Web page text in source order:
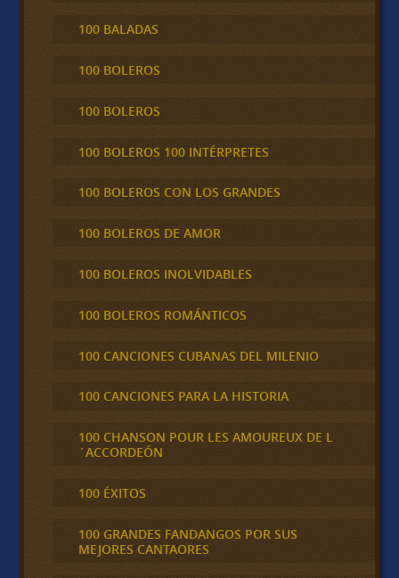
100 BALADAS
100 BOLEROS
100 BOLEROS
100 BOLEROS 100 INTÉRPRETES
100 BOLEROS CON LOS GRANDES
100 BOLEROS DE AMOR
100 BOLEROS INOLVIDABLES
100 BOLEROS ROMÁNTICOS
100 CANCIONES CUBANAS DEL MILENIO
100 CANCIONES PARA LA HISTORIA
100 CHANSON POUR LES AMOUREUX DE L
´ACCORDEÓN
100 ÉXITOS
100 GRANDES FANDANGOS POR SUS
MEJORES CANTAORES